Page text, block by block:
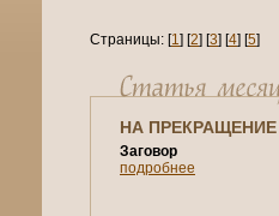
Страницы: [1] [2] [3] [4] [5]
НА
Заговор
подробнее